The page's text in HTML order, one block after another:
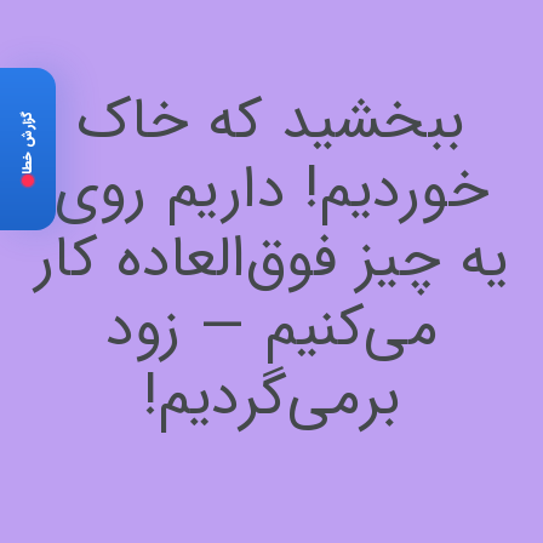
ببخشید که خاک
خوردیم! داریم روی
یه چیز فوق‌العاده کار
می‌کنیم — زود
برمی‌گردیم!
گزارش خطا